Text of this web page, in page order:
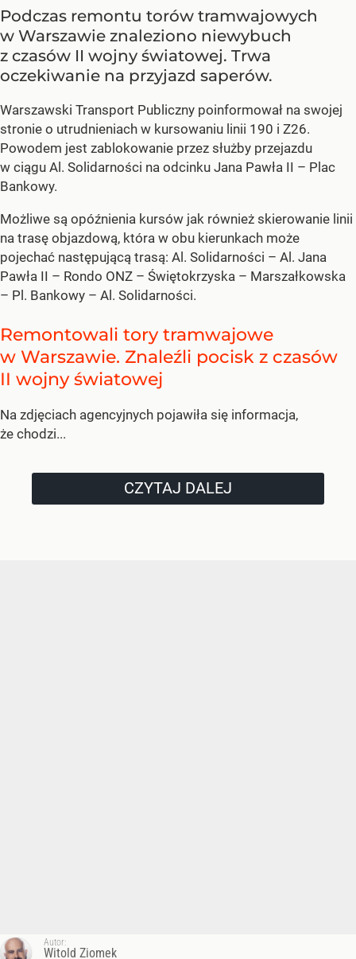
Podczas remontu torów tramwajowych
w Warszawie znaleziono niewybuch
z czasów II wojny światowej. Trwa
oczekiwanie na przyjazd saperów.
Warszawski Transport Publiczny poinformował na swojej
stronie o utrudnieniach w kursowaniu linii 190 i Z26.
Powodem jest zablokowanie przez służby przejazdu
w ciągu Al. Solidarności na odcinku Jana Pawła II – Plac
Bankowy.
Możliwe są opóźnienia kursów jak również skierowanie linii
na trasę objazdową, która w obu kierunkach może
pojechać następującą trasą: Al. Solidarności – Al. Jana
Pawła II – Rondo ONZ – Świętokrzyska – Marszałkowska
– Pl. Bankowy – Al. Solidarności.
Remontowali tory tramwajowe
w Warszawie. Znaleźli pocisk z czasów
II wojny światowej
Na zdjęciach agencyjnych pojawiła się informacja,
że chodzi...
CZYTAJ DALEJ
Autor:
Witold Ziomek